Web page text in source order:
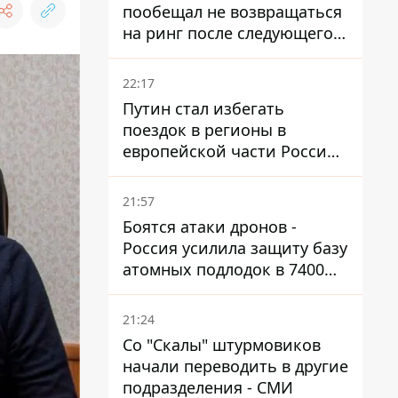
пообещал не возвращаться
на ринг после следующего
боя
22:17
Путин стал избегать
поездок в регионы в
европейской части России,
куда регулярно долетают
дроны
21:57
Боятся атаки дронов -
Россия усилила защиту базу
атомных подлодок в 7400
км от Украины
21:24
Со "Скалы" штурмовиков
начали переводить в другие
подразделения - СМИ